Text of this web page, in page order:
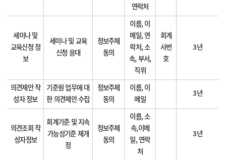
연락처
세미나 및
교육신청 정
보
세미나 및 교육
신청 응대
정보주체
동의
이름, 이
메일, 연
락처, 소
속, 부서,
직위
회계
사번
호
3년
의견제안 작
성자 정보
기준원 업무에 대
한 의견제안 수집
정보주체
동의
이름, 이
메일
3년
의견조회 작
성자정보
회계기준 및 지속
가능성기준 제개
정
정보주체
동의
이름, 소
속,이메
일, 연락
처
3년